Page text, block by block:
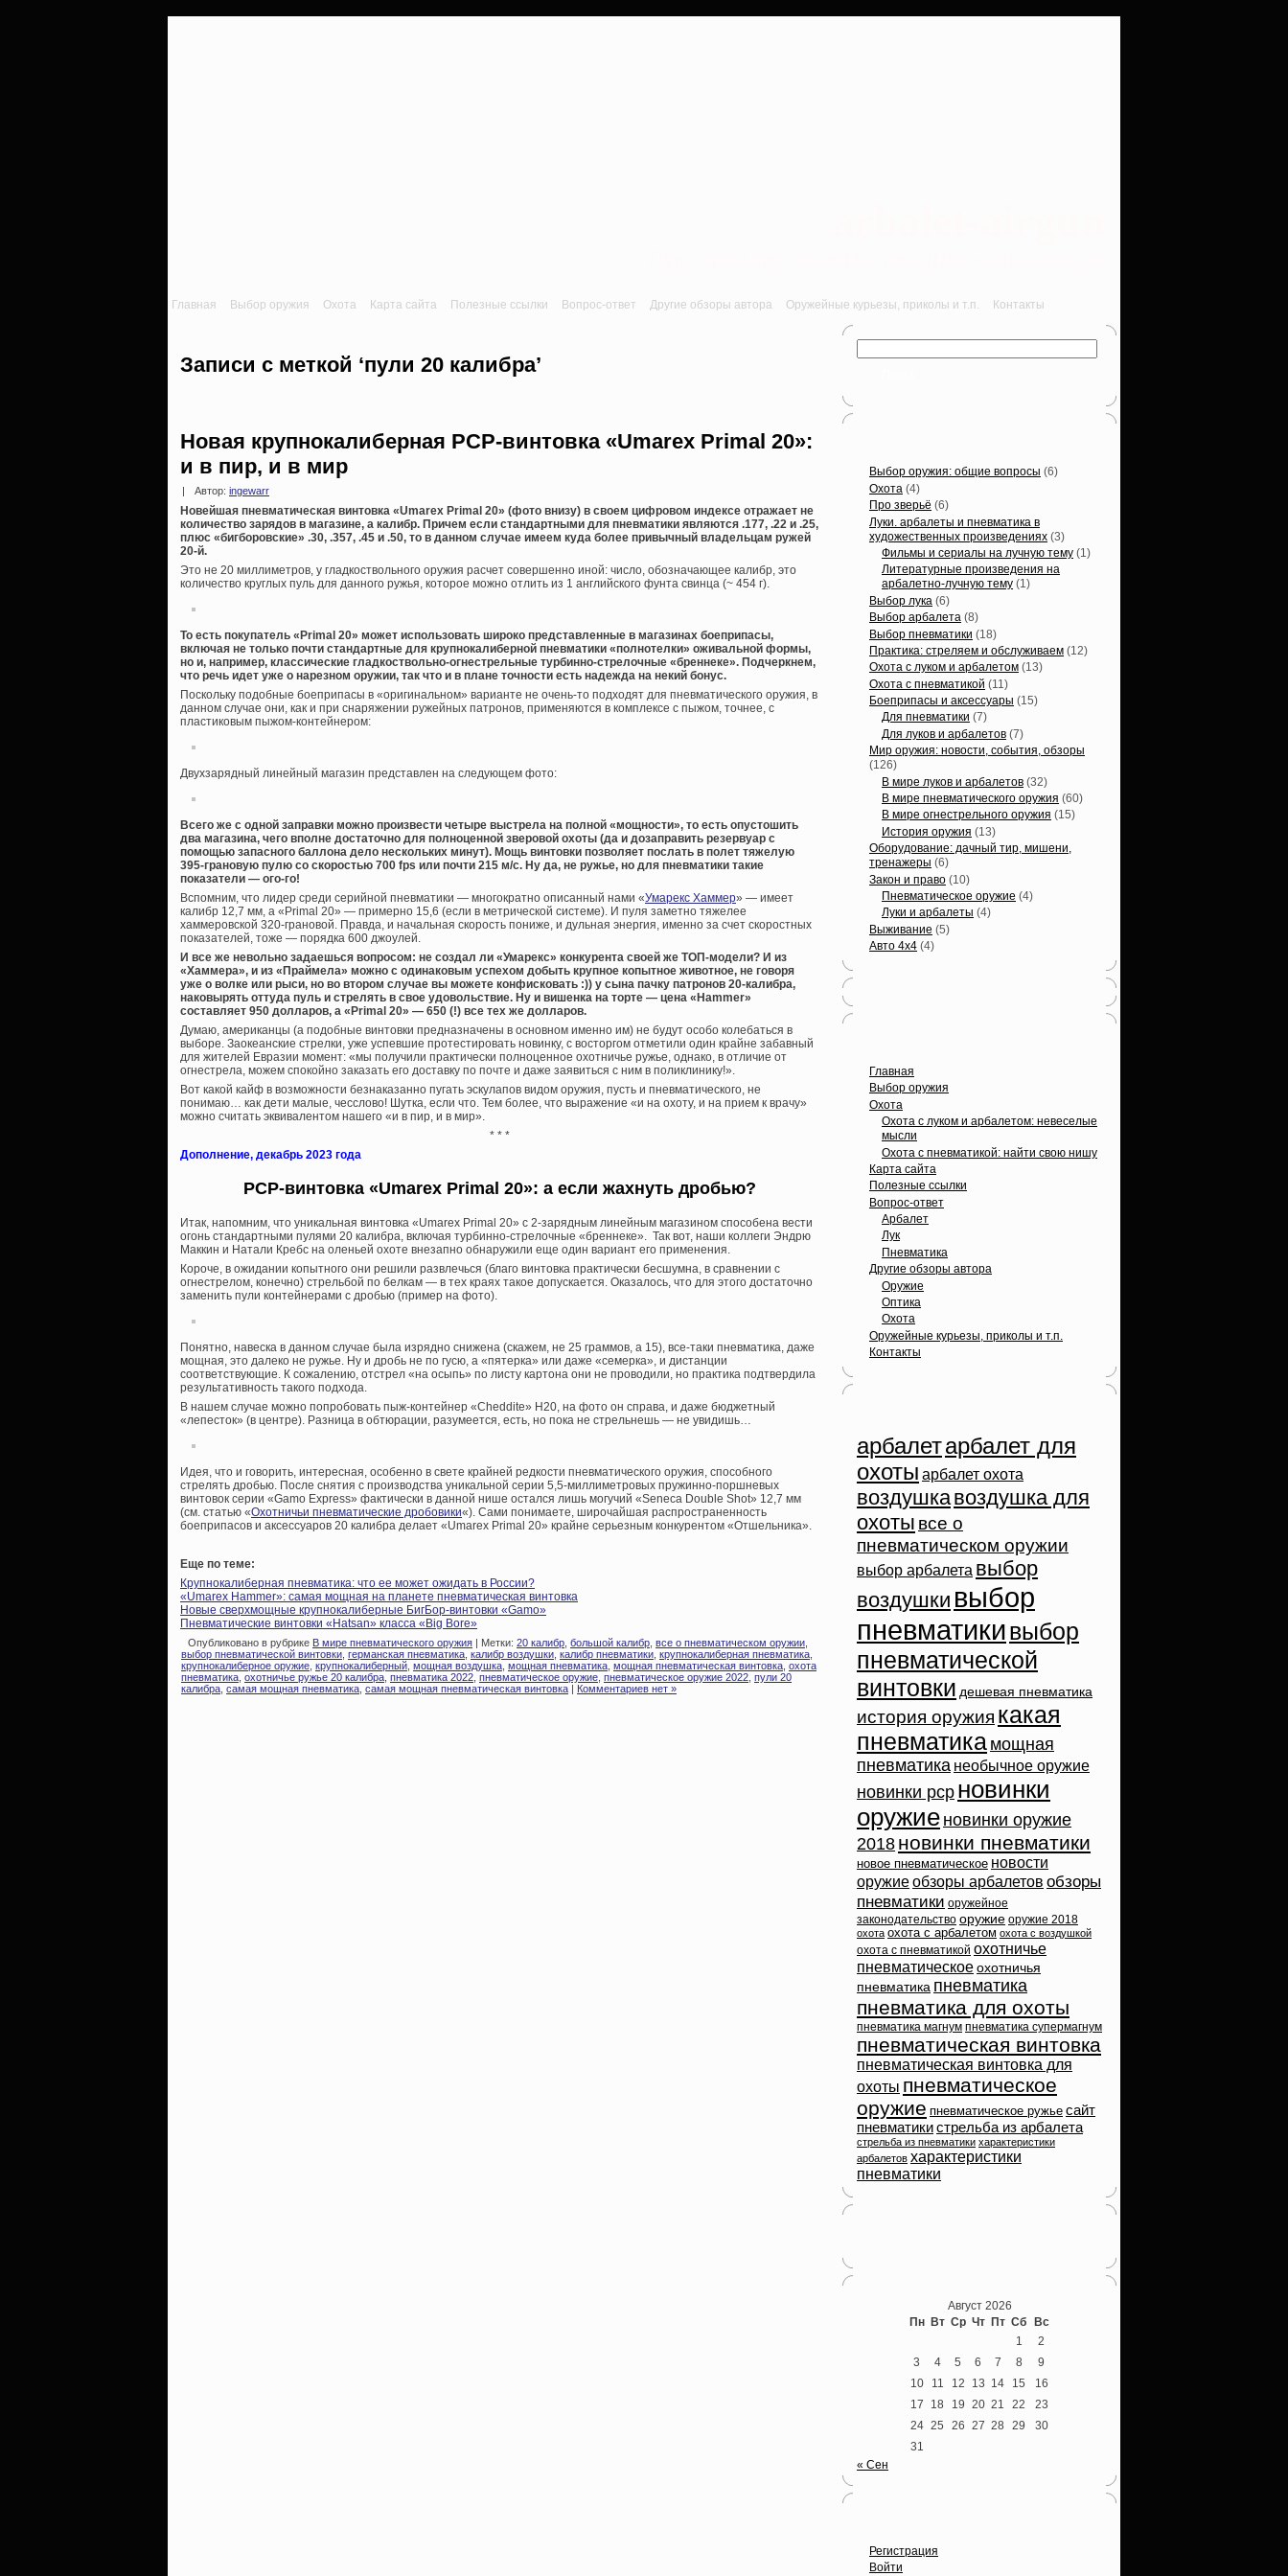
Главная Выбор оружия Охота Карта сайта Полезные ссылки Вопрос-ответ Другие обзоры автора Оружейные курьезы, приколы и т.п. Контакты
Записи с меткой ‘пули 20 калибра’
Новая крупнокалиберная PCP-винтовка «Umarex Primal 20»:
и в пир, и в мир
Автор: ingewarr
Новейшая пневматическая винтовка «Umarex Primal 20» (фото внизу) в своем цифровом индексе отражает не
количество зарядов в магазине, а калибр. Причем если стандартными для пневматики являются .177, .22 и .25,
плюс «бигборовские» .30, .357, .45 и .50, то в данном случае имеем куда более привычный владельцам ружей
20-й.
Это не 20 миллиметров, у гладкоствольного оружия расчет совершенно иной: число, обозначающее калибр, это
количество круглых пуль для данного ружья, которое можно отлить из 1 английского фунта свинца (~ 454 г).
То есть покупатель «Primal 20» может использовать широко представленные в магазинах боеприпасы,
включая не только почти стандартные для крупнокалиберной пневматики «полнотелки» оживальной формы,
но и, например, классические гладкоствольно-огнестрельные турбинно-стрелочные «бреннеке». Подчеркнем,
что речь идет уже о нарезном оружии, так что и в плане точности есть надежда на некий бонус.
Поскольку подобные боеприпасы в «оригинальном» варианте не очень-то подходят для пневматического оружия, в
данном случае они, как и при снаряжении ружейных патронов, применяются в комплексе с пыжом, точнее, с
пластиковым пыжом-контейнером:
Двухзарядный линейный магазин представлен на следующем фото:
Всего же с одной заправки можно произвести четыре выстрела на полной «мощности», то есть опустошить
два магазина, чего вполне достаточно для полноценной зверовой охоты (да и дозаправить резервуар с
помощью запасного баллона дело нескольких минут). Мощь винтовки позволяет послать в полет тяжелую
395-грановую пулю со скоростью 700 fps или почти 215 м/с. Ну да, не ружье, но для пневматики такие
показатели — ого-го!
Вспомним, что лидер среди серийной пневматики — многократно описанный нами «Умарекс Хаммер» — имеет
калибр 12,7 мм, а «Primal 20» — примерно 15,6 (если в метрической системе). И пуля заметно тяжелее
хаммеровской 320-грановой. Правда, и начальная скорость пониже, и дульная энергия, именно за счет скоростных
показателей, тоже — порядка 600 джоулей.
И все же невольно задаешься вопросом: не создал ли «Умарекс» конкурента своей же ТОП-модели? И из
«Хаммера», и из «Праймела» можно с одинаковым успехом добыть крупное копытное животное, не говоря
уже о волке или рыси, но во втором случае вы можете конфисковать :)) у сына пачку патронов 20-калибра,
наковырять оттуда пуль и стрелять в свое удовольствие. Ну и вишенка на торте — цена «Hammer»
составляет 950 долларов, а «Primal 20» — 650 (!) все тех же долларов.
Думаю, американцы (а подобные винтовки предназначены в основном именно им) не будут особо колебаться в
выборе. Заокеанские стрелки, уже успевшие протестировать новинку, с восторгом отметили один крайне забавный
для жителей Евразии момент: «мы получили практически полноценное охотничье ружье, однако, в отличие от
огнестрела, можем спокойно заказать его доставку по почте и даже заявиться с ним в поликлинику!».
Вот какой кайф в возможности безнаказанно пугать эскулапов видом оружия, пусть и пневматического, не
понимаю… как дети малые, чесслово! Шутка, если что. Тем более, что выражение «и на охоту, и на прием к врачу»
можно считать эквивалентом нашего «и в пир, и в мир».
* * *
Дополнение, декабрь 2023 года
PCP-винтовка «Umarex Primal 20»: а если жахнуть дробью?
Итак, напомним, что уникальная винтовка «Umarex Primal 20» с 2-зарядным линейным магазином способена вести
огонь стандартными пулями 20 калибра, включая турбинно-стрелочные «бреннеке». Так вот, наши коллеги Эндрю
Маккин и Натали Кребс на оленьей охоте внезапно обнаружили еще один вариант его применения.
Короче, в ожидании копытного они решили развлечься (благо винтовка практически бесшумна, в сравнении с
огнестрелом, конечно) стрельбой по белкам — в тех краях такое допускается. Оказалось, что для этого достаточно
заменить пули контейнерами с дробью (пример на фото).
Понятно, навеска в данном случае была изрядно снижена (скажем, не 25 граммов, а 15), все-таки пневматика, даже
мощная, это далеко не ружье. Ну и дробь не по гусю, а «пятерка» или даже «семерка», и дистанции
соответствующие. К сожалению, отстрел «на осыпь» по листу картона они не проводили, но практика подтвердила
результативность такого подхода.
В нашем случае можно попробовать пыж-контейнер «Cheddite» Н20, на фото он справа, и даже бюджетный
«лепесток» (в центре). Разница в обтюрации, разумеется, есть, но пока не стрельнешь — не увидишь…
Идея, что и говорить, интересная, особенно в свете крайней редкости пневматического оружия, способного
стрелять дробью. После снятия с производства уникальной серии 5,5-миллиметровых пружинно-поршневых
винтовок серии «Gamo Express» фактически в данной нише остался лишь могучий «Seneca Double Shot» 12,7 мм
(см. статью «Охотничьи пневматические дробовики«). Сами понимаете, широчайшая распространенность
боеприпасов и аксессуаров 20 калибра делает «Umarex Primal 20» крайне серьезным конкурентом «Отшельника».
Еще по теме:
Крупнокалиберная пневматика: что ее может ожидать в России?
«Umarex Hammer»: самая мощная на планете пневматическая винтовка
Новые сверхмощные крупнокалиберные БигБор-винтовки «Gamo»
Пневматические винтовки «Hatsan» класса «Big Bore»
Опубликовано в рубрике В мире пневматического оружия | Метки: 20 калибр большой калибр все о пневматическом оружии
выбор пневматической винтовки германская пневматика калибр воздушки калибр пневматики крупнокалиберная пневматика
крупнокалиберное оружие крупнокалиберный мощная воздушка мощная пневматика мощная пневматическая винтовка охота
пневматика охотничье ружье 20 калибра пневматика 2022 пневматическое оружие пневматическое оружие 2022 пули 20
калибра самая мощная пневматика самая мощная пневматическая винтовка Комментариев нет »
Выбор оружия: общие вопросы (6)
Охота (4)
Про зверьё (6)
Луки. арбалеты и пневматика в
художественных произведениях (3)
Фильмы и сериалы на лучную тему (1)
Литературные произведения на
арбалетно-лучную тему (1)
Выбор лука (6)
Выбор арбалета (8)
Выбор пневматики (18)
Практика: стреляем и обслуживаем (12)
Охота с луком и арбалетом (13)
Охота с пневматикой (11)
Боеприпасы и аксессуары (15)
Для пневматики (7)
Для луков и арбалетов (7)
Мир оружия: новости, события, обзоры
(126)
В мире луков и арбалетов (32)
В мире пневматического оружия (60)
В мире огнестрельного оружия (15)
История оружия (13)
Оборудование: дачный тир, мишени,
тренажеры (6)
Закон и право (10)
Пневматическое оружие (4)
Луки и арбалеты (4)
Выживание (5)
Авто 4х4 (4)
Главная
Выбор оружия
Охота
Охота с луком и арбалетом: невеселые
мысли
Охота с пневматикой: найти свою нишу
Карта сайта
Полезные ссылки
Вопрос-ответ
Арбалет
Лук
Пневматика
Другие обзоры автора
Оружие
Оптика
Охота
Оружейные курьезы, приколы и т.п.
Контакты
арбалетарбалет для
охоты арбалет охота
воздушкавоздушка для
охоты все о
пневматическом оружии
выбор арбалета выбор
воздушки выбор
пневматикивыбор
пневматической
винтовки дешевая пневматика
история оружия какая
пневматика мощная
пневматика необычное оружие
новинки pcp новинки
оружие новинки оружие
2018 новинки пневматики
новое пневматическое новости
оружиеобзоры арбалетов обзоры
пневматики оружейное
законодательство оружие оружие 2018
охота охота с арбалетом охота с воздушкой
охота с пневматикой охотничье
пневматическое охотничья
пневматика пневматика
пневматика для охоты
пневматика магнум пневматика супермагнум
пневматическая винтовка
пневматическая винтовка для
охоты пневматическое
оружие пневматическое ружье сайт
пневматикистрельба из арбалета
стрельба из пневматики характеристики
арбалетов характеристики
пневматики
Август 2026
Пн Вт Ср Чт Пт Сб Вс
1
2
3
4 5 6 7 8
9
10
11 12 13 14 15
16
17
18 19 20 21 22
23
24 25 26 27 28 29
30
31
« Сен
Регистрация
Войти